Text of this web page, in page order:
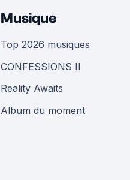
Musique
Top 2026 musiques
CONFESSIONS II
Reality Awaits
Album du moment